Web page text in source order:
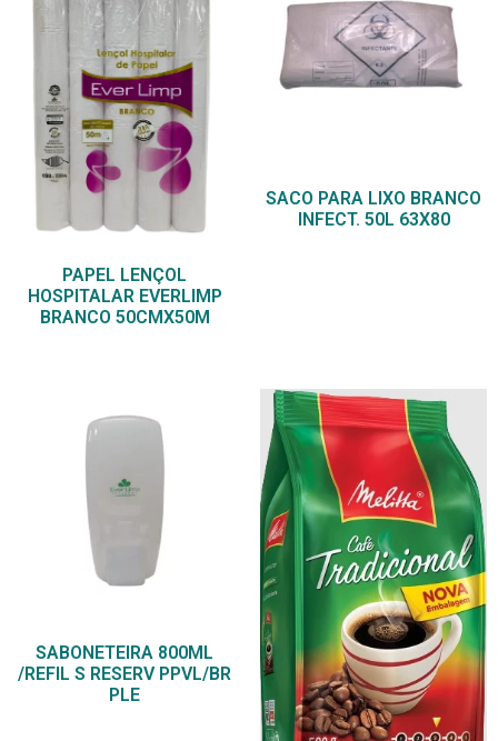
PAPEL LENÇOL
HOSPITALAR EVERLIMP
BRANCO 50CMX50M
SACO PARA LIXO BRANCO
INFECT. 50L 63X80
SABONETEIRA 800ML
/REFIL S RESERV PPVL/BR
PLE